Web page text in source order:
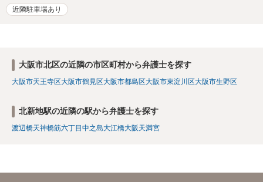
近隣駐車場あり
大阪市北区の近隣の市区町村から弁護士を探す
大阪市天王寺区大阪市鶴見区大阪市都島区大阪市東淀川区大阪市生野区
北新地駅の近隣の駅から弁護士を探す
渡辺橋天神橋筋六丁目 中之島大江橋大阪天満宮